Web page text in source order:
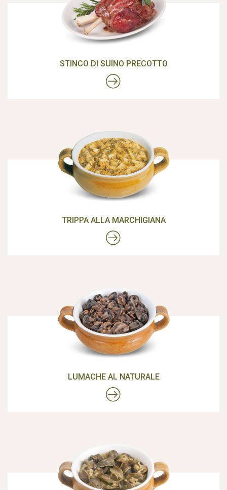
STINCO DI SUINO PRECOTTO
TRIPPA ALLA MARCHIGIANA
LUMACHE AL NATURALE